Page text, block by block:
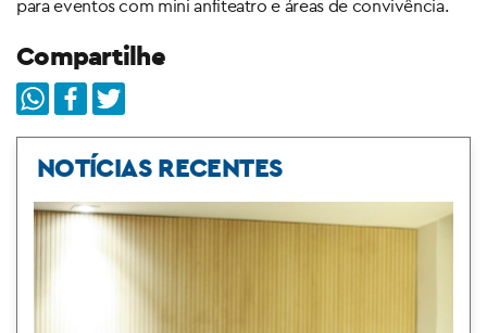
para eventos com mini anfiteatro e áreas de convivência.
Compartilhe
NOTÍCIAS RECENTES